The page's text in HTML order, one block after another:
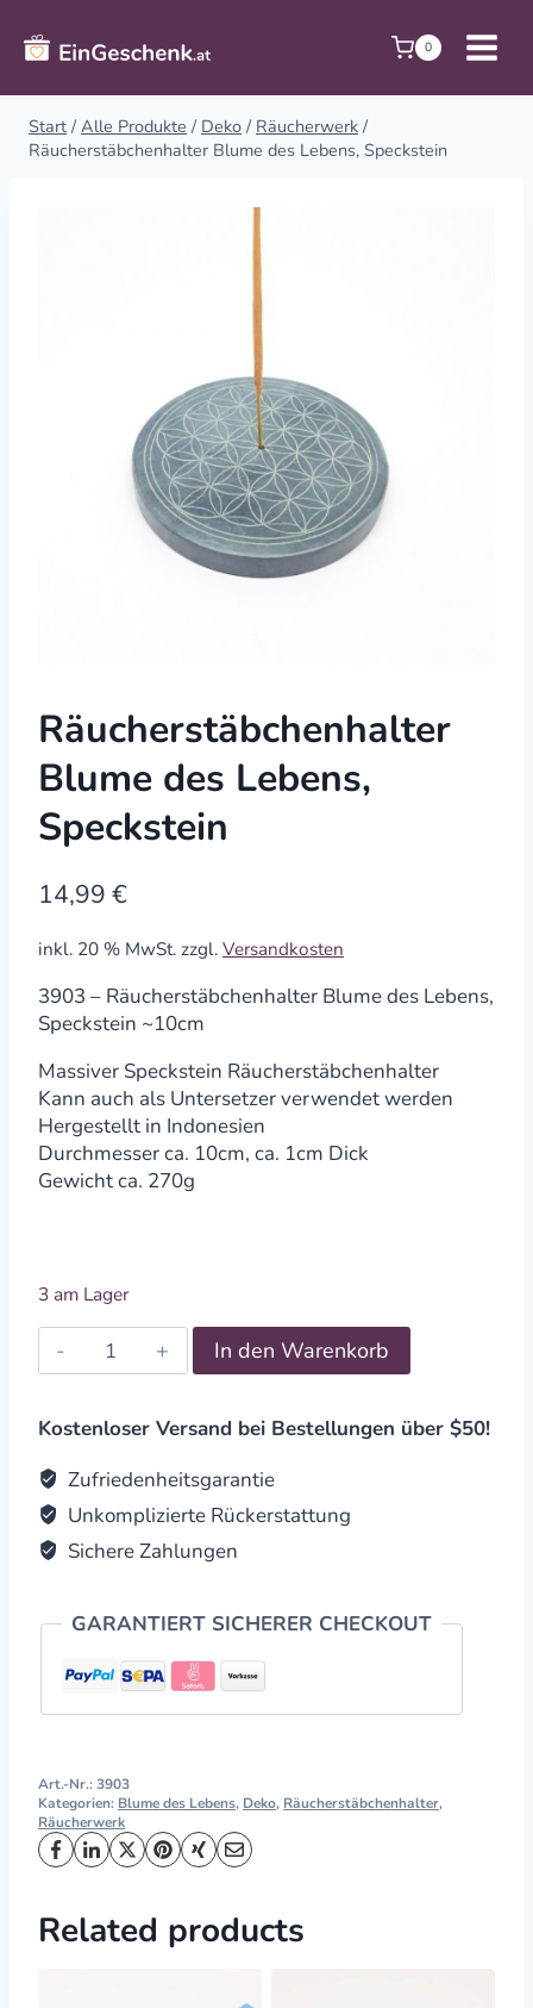
Inhalt
springen
0
Start / Alle Produkte / Deko / Räucherwerk /
Räucherstäbchenhalter Blume des Lebens, Speckstein
Räucherstäbchenhalter
Blume des Lebens,
Speckstein
14,99 €
inkl. 20 % MwSt. zzgl. Versandkosten
3903 – Räucherstäbchenhalter Blume des Lebens,
Speckstein ~10cm
Massiver Speckstein Räucherstäbchenhalter
Kann auch als Untersetzer verwendet werden
Hergestellt in Indonesien
Durchmesser ca. 10cm, ca. 1cm Dick
Gewicht ca. 270g
3 am Lager
Räucherstäbchenhalter
Blume
Lebens,
quantity
In den Warenkorb
Kostenloser Versand bei Bestellungen über $50!
Zufriedenheitsgarantie
Unkomplizierte Rückerstattung
Sichere Zahlungen
GARANTIERT SICHERER CHECKOUT
Art.-Nr.:3903
Kategorien: Blume des Lebens, Deko, Räucherstäbchenhalter,
Räucherwerk
Related products